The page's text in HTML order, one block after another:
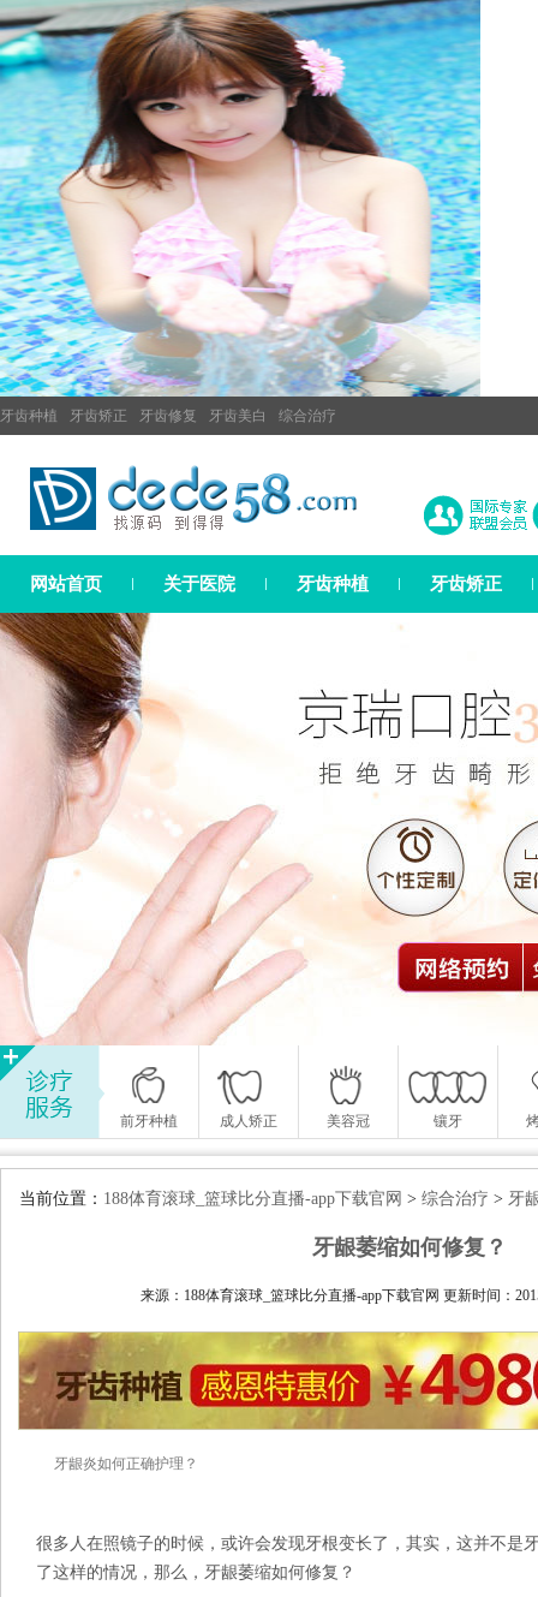
牙齿种植 牙齿矫正 牙齿修复 牙齿美白 综合治疗
网站首页 关于医院 牙齿种植 牙齿矫正
前牙种植 成人矫正 美容冠 镶牙
当前位置： 188体育滚球_篮球比分直播-app下载官网 > 综合治疗 > 牙
牙龈萎缩如何修复？
来源：188体育滚球_篮球比分直播-app下载官网 更新时间：
牙龈炎如何正确护理？
很多人在照镜子的时候，或许会发现牙根变长了，其实，这并不是
了这样的情况，那么，牙龈萎缩如何修复？